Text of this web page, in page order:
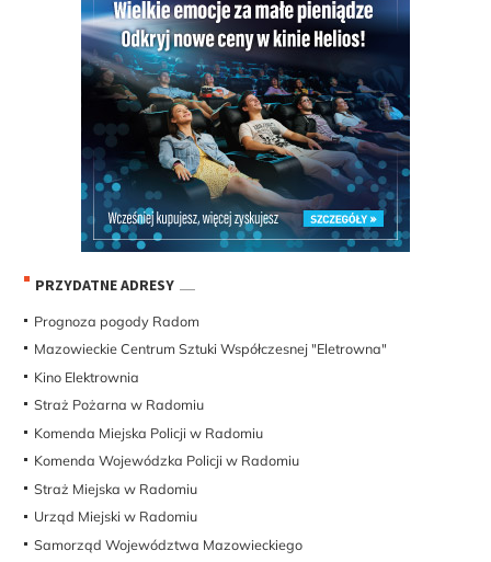
PRZYDATNE ADRESY
Prognoza pogody Radom
Mazowieckie Centrum Sztuki Współczesnej "Eletrowna"
Kino Elektrownia
Straż Pożarna w Radomiu
Komenda Miejska Policji w Radomiu
Komenda Wojewódzka Policji w Radomiu
Straż Miejska w Radomiu
Urząd Miejski w Radomiu
Samorząd Województwa Mazowieckiego